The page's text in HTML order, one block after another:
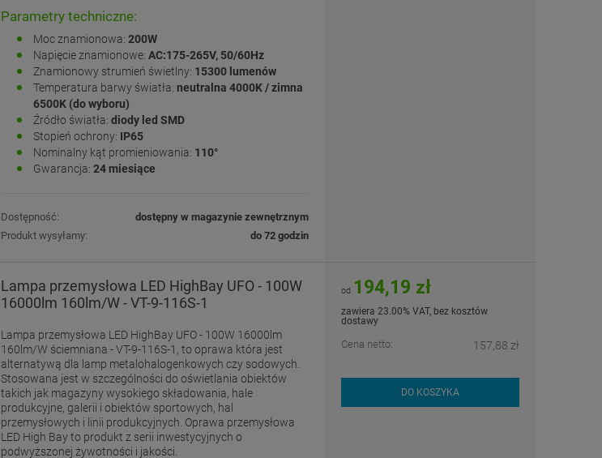
Parametry techniczne:
Moc znamionowa: 200W
Napięcie znamionowe: AC:175-265V, 50/60Hz
Znamionowy strumień świetlny: 15300 lumenów
Temperatura barwy światła: neutralna 4000K / zimna
6500K (do wyboru)
Źródło światła: diody led SMD
Stopień ochrony: IP65
Nominalny kąt promieniowania: 110°
Gwarancja: 24 miesiące
Dostępność:
dostępny w magazynie zewnętrznym
Produkt wysyłamy:
do 72 godzin
Lampa przemysłowa LED HighBay UFO - 100W
16000lm 160lm/W - VT-9-116S-1
Lampa przemysłowa LED HighBay UFO - 100W 16000lm
160lm/W ściemniana - VT-9-116S-1, to oprawa która jest
alternatywą dla lamp metalohalogenkowych czy sodowych.
Stosowana jest w szczególności do oświetlania obiektów
takich jak magazyny wysokiego składowania, hale
produkcyjne, galerii i obiektów sportowych, hal
przemysłowych i linii produkcyjnych. Oprawa przemysłowa
LED High Bay to produkt z serii inwestycyjnych o
podwyższonej żywotności i jakości.
od 194,19 zł
zawiera 23.00% VAT, bez kosztów
dostawy
Cena netto: 157,88 zł
DO KOSZYKA